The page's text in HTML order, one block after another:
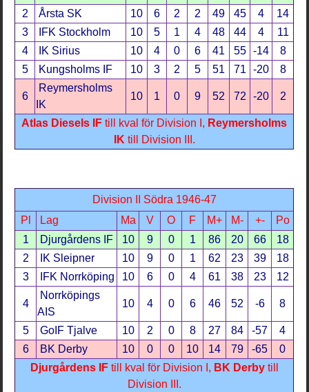
2
Årsta SK 10 6 2 2 49 45 4
14
3
IFK Stockholm 10 5 1 4 48 44 4
11
4
IK Sirius 10 4 0 6 41 55 -14
8
5
Kungsholms IF 10 3 2 5 51 71 -20 8
6
Reymersholms
IK
10 1 0 9 52 72 -20 2
Atlas Diesels IF till kval för Division I, Reymersholms
IK till Division III.
Division II Södra 1946-47
Pl
Lag Ma V O F M+ M- +-
Po
1
Djurgårdens IF 10 9 0 1 86 20 66
18
2
IK Sleipner 10 9 0 1 62 23 39
18
3
IFK Norrköping 10 6 0 4 61 38 23 12
4
Norrköpings
AIS
10 4 0 6 46 52 -6 8
5 GoIF Tjalve 10 2 0 8 27 84 -57
4
6
BK Derby 10 0 0 10 14 79 -65
0
Djurgårdens IFtill kval för Division I, BK Derbytill
Division III.